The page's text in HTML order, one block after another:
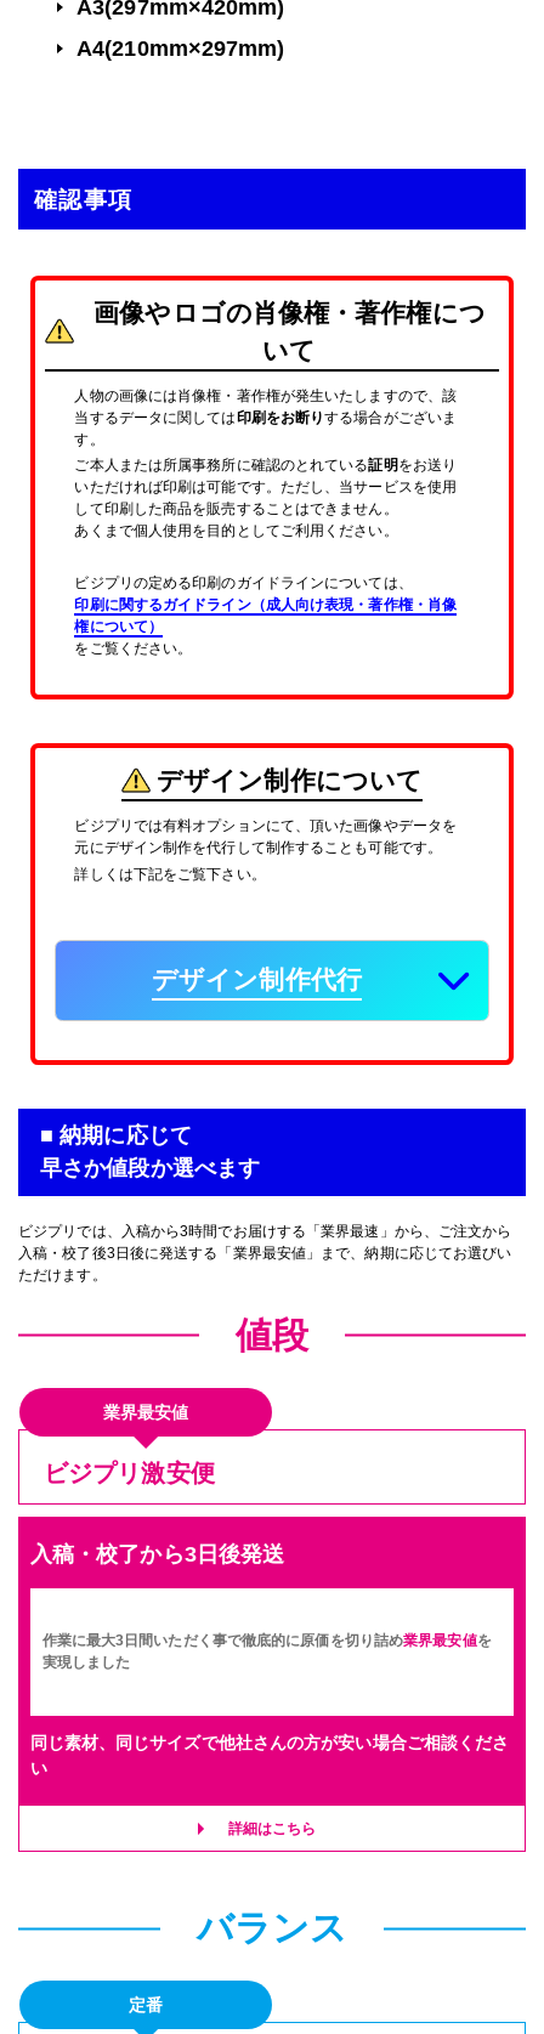
A3(297mm×420mm)
A4(210mm×297mm)
確認事項
画像やロゴの肖像権・著作権につ
いて
人物の画像には肖像権・著作権が発生いたしますので、該
当するデータに関しては印刷をお断りする場合がございま
す。
ご本人または所属事務所に確認のとれている証明 をお送り
いただければ印刷は可能です。ただし、当サービスを使用
して印刷した商品を販売することはできません。
あくまで個人使用を目的としてご利用ください。
ビジプリの定める印刷のガイドラインについては、
印刷に関するガイドライン（成人向け表現・著作権・肖像
権について）
をご覧ください。
デザイン制作について
ビジプリでは有料オプションにて、頂いた画像やデータを
元にデザイン制作を代行して制作することも可能です。
詳しくは下記をご覧下さい。
デザイン制作代行
■ 納期に応じて
早さか値段か選べます
ビジプリでは、入稿から3時間でお届けする「業界最速」から、ご注文から
入稿・校了後3日後に発送する「業界最安値」まで、納期に応じてお選びい
ただけます。
値段
業界最安値
ビジプリ激安便
入稿・校了から3日後発送
作業に最大3日間いただく事で徹底的に原価を切り詰め業界最安値を
実現しました
同じ素材、同じサイズで他社さんの方が安い場合ご相談くださ
い
詳細はこちら
バランス
定番